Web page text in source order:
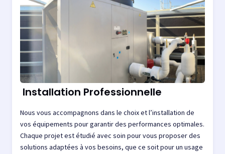
Installation Professionnelle
Nous vous accompagnons dans le choix et l’installation de
vos équipements pour garantir des performances optimales.
Chaque projet est étudié avec soin pour vous proposer des
solutions adaptées à vos besoins, que ce soit pour un usage